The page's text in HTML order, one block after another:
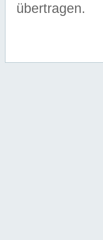
übertragen.